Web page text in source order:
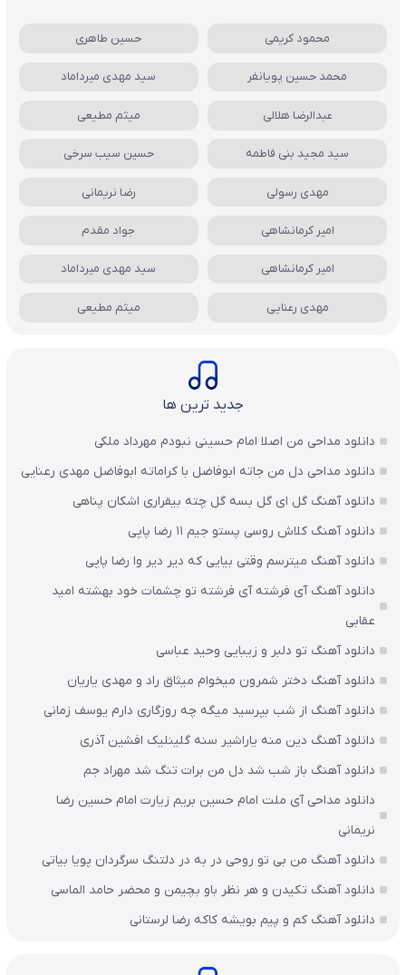
محمود کریمی حسین طاهری
محمد حسین پویانفر سید مهدی میرداماد
عبدالرضا هلالی میثم مطیعی
سید مجید بنی فاطمه حسین سیب سرخی
مهدی رسولی رضا نریمانی
امیر کرمانشاهی جواد مقدم
امیر کرمانشاهی سید مهدی میرداماد
مهدی رعنایی میثم مطیعی
جدید ترین ها
دانلود مداحی من اصلا امام حسینی نبودم مهرداد ملکی
دانلود مداحی دل من جاته ابوفاضل با کراماته ابوفاضل مهدی رعنایی
دانلود آهنگ گل ای گل بسه گل چته بیقراری اشکان پناهی
دانلود آهنگ کلاش روسی پستو جیم ۱۱ رضا پاپی
دانلود آهنگ میترسم وقتی بیایی که دیر دیر وا رضا پاپی
دانلود آهنگ آی فرشته آی فرشته تو چشمات خود بهشته امید
عقابی
دانلود آهنگ تو دلبر و زیبایی وحید عباسی
دانلود آهنگ دختر شمرون میخوام میثاق راد و مهدی یاریان
دانلود آهنگ از شب بپرسید میگه چه روزگاری دارم یوسف زمانی
دانلود آهنگ دین منه یاراشیر سنه گلینلیک افشین آذری
دانلود آهنگ باز شب شد دل من برات تنگ شد مهراد جم
دانلود مداحی آی ملت امام حسین بریم زیارت امام حسین رضا
نریمانی
دانلود آهنگ من بی تو روحی در به در دلتنگ سرگردان پویا بیاتی
دانلود آهنگ تکیدن و هر نظر باو بچیمن و محضر حامد الماسی
دانلود آهنگ کم و پیم بویشه کاکه رضا لرستانی